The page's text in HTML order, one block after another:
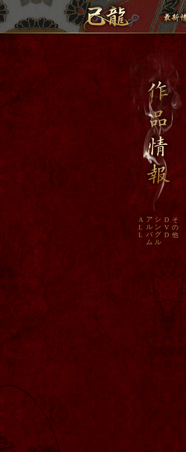
A
L
L
ア
ル
バ
ム
シ
ン
グ
ル
D
V
D
そ
の
他